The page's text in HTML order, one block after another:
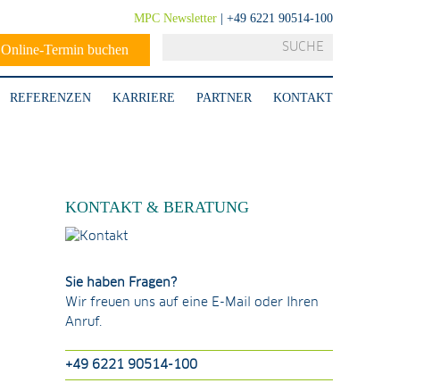
MPC Newsletter | +49 6221 90514-100
Online-Termin buchen
REFERENZEN KARRIERE PARTNER KONTAKT
KONTAKT & BERATUNG
Sie haben Fragen?
Wir freuen uns auf eine E-Mail oder Ihren
Anruf.
+49 6221 90514-100